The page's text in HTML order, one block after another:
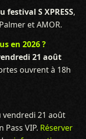
festival S XPRESS,
et AMOR.
en 2026 ?
21 août
ouvrent à 18h
21 août
Pass VIP. Réserver